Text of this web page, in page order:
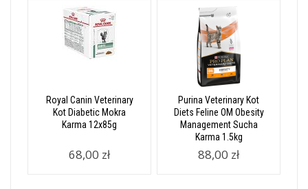
Royal Canin Veterinary
Kot Diabetic Mokra
Karma 12x85g
68,00 zł
Purina Veterinary Kot
Diets Feline OM Obesity
Management Sucha
Karma 1.5kg
88,00 zł